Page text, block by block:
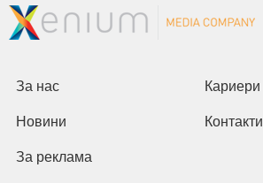
За нас Кариери
Новини Контакти
За реклама